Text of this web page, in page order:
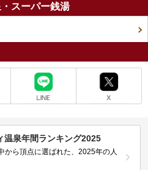
スーパー銭湯
温泉年間ランキング2025
から頂点に選ばれた、2025年の人